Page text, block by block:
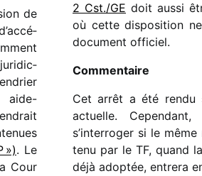
de
juri­dic­
aide-
»). Le
Cour
2 Cst./GE doit aussi
où cette dispo­si­tion
docu­ment officiel.
Commentaire
Cet arrêt a été rendu
actuelle.
s’interroger si le
tenu par le TF, quand
déjà adop­tée, entrera